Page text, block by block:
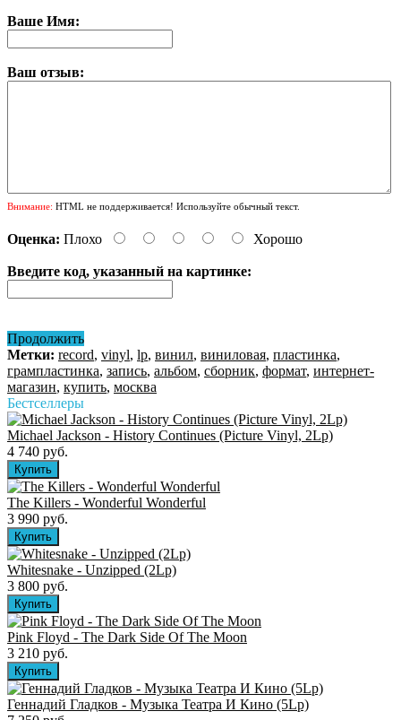
Ваше Имя:
Ваш отзыв:
Внимание: HTML не поддерживается! Используйте обычный текст.
Оценка: Плохо Хорошо
Введите код, указанный на картинке:
Продолжить
Метки: record, vinyl, lp, винил, виниловая, пластинка,
грампластинка, запись, альбом, сборник, формат, интернет-
магазин, купить, москва
Бестселлеры
Michael Jackson - History Continues (Picture Vinyl, 2Lp)
4 740 руб.
The Killers ‎- Wonderful Wonderful
3 990 руб.
Whitesnake - Unzipped (2Lp)
3 800 руб.
Pink Floyd - The Dark Side Of The Moon
3 210 руб.
Геннадий Гладков - Музыка Театра И Кино (5Lp)